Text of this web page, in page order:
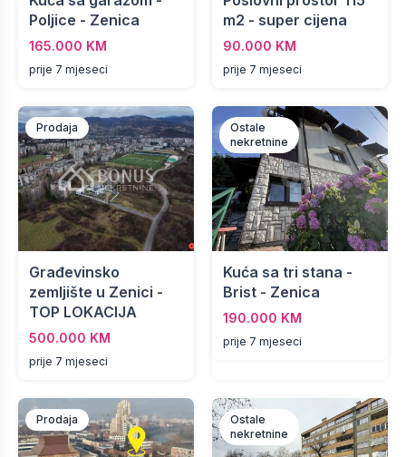
Poljice - Zenica
165.000 KM
prije 7 mjeseci
m2 - super cijena
90.000 KM
prije 7 mjeseci
Prodaja
Građevinsko
zemljište u Zenici -
TOP LOKACIJA
500.000 KM
prije 7 mjeseci
Ostale
nekretnine
Kuća sa tri stana -
Brist - Zenica
190.000 KM
prije 7 mjeseci
Prodaja
Ostale
nekretnine